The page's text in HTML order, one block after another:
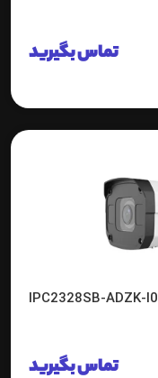
تماس بگیرید
تماس بگیرید